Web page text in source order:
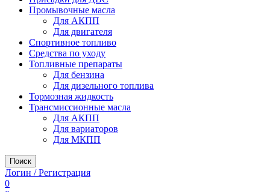
Промывочные масла
Для АКПП
Для двигателя
Спортивное топливо
Средства по уходу
Топливные препараты
Для бензина
Для дизельного топлива
Тормозная жидкость
Трансмиссионные масла
Для АКПП
Для вариаторов
Для МКПП
Поиск
Логин / Регистрация
0